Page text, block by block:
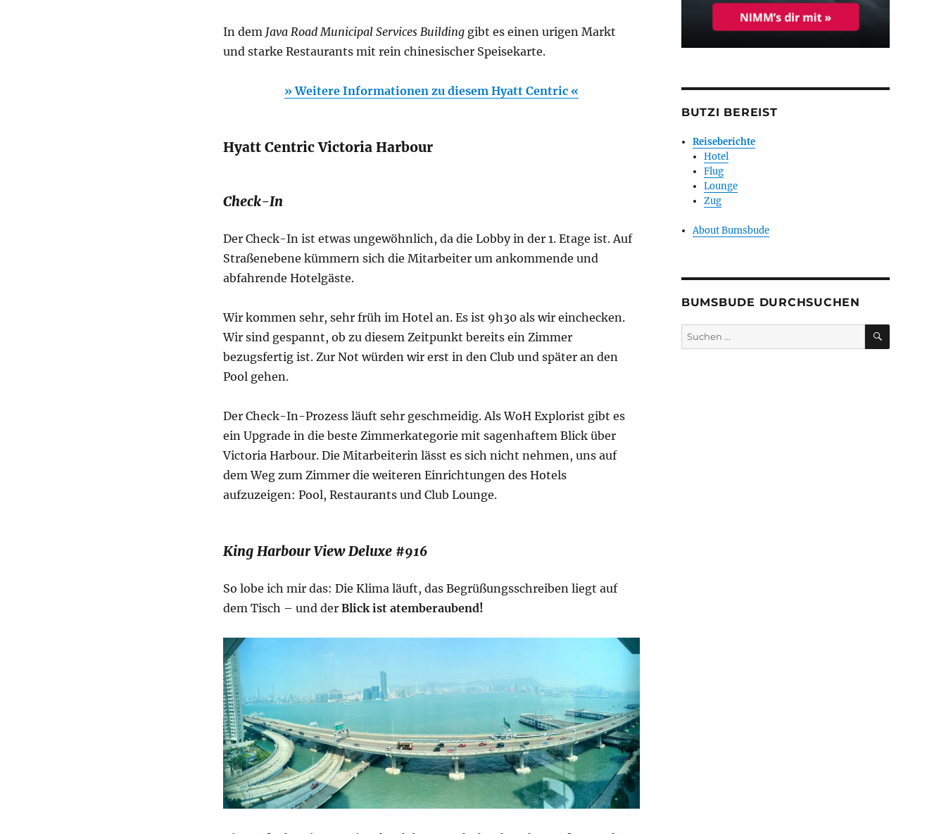
In dem Java Road Municipal Services Buildinggibt es einen urigen Markt
und starke Restaurants mit rein chinesischer Speisekarte.
» Weitere Informationen zu diesem Hyatt Centric «
Hyatt Centric Victoria Harbour
Check-In
Der Check-In ist etwas ungewöhnlich, da die Lobby in der 1. Etage ist. Auf
Straßenebene kümmern sich die Mitarbeiter um ankommende und
abfahrende Hotelgäste.
Wir kommen sehr, sehr früh im Hotel an. Es ist 9h30 als wir einchecken.
Wir sind gespannt, ob zu diesem Zeitpunkt bereits ein Zimmer
bezugsfertig ist. Zur Not würden wir erst in den Club und später an den
Pool gehen.
Der Check-In-Prozess läuft sehr geschmeidig. Als WoH Explorist gibt es
ein Upgrade in die beste Zimmerkategorie mit sagenhaftem Blick über
Victoria Harbour. Die Mitarbeiterin lässt es sich nicht nehmen, uns auf
dem Weg zum Zimmer die weiteren Einrichtungen des Hotels
aufzuzeigen: Pool, Restaurants und Club Lounge.
King Harbour View Deluxe #916
So lobe ich mir das: Die Klima läuft, das Begrüßungsschreiben liegt auf
dem Tisch – und der Blick ist atemberaubend!
BUTZI BEREIST
Reiseberichte
Hotel
Flug
Lounge
Zug
About Bumsbude
BUMSBUDE DURCHSUCHEN
Suche
nach:
SUCHEN